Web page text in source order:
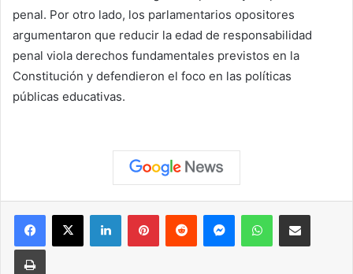
penal. Por otro lado, los parlamentarios opositores
argumentaron que reducir la edad de responsabilidad
penal viola derechos fundamentales previstos en la
Constitución y defendieron el foco en las políticas
públicas educativas.
Facebook
X LinkedInPinterestReddit MessengerWhatsAppCompartir vía correo
Imprimir